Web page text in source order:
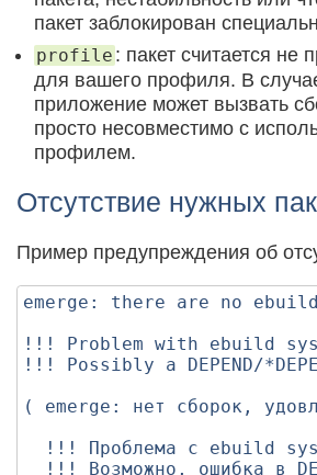
пакет заблокирован
profile : пакет считается не
для вашего профиля. В
приложение может вызвать
просто несовместимо с
профилем.
Отсутствие нужных
Пример предупреждения об
emerge: there are no
!!! Problem with ebuild
!!! Possibly a DEPEND/
( emerge: нет сборок,
!!! Проблема с ebuild